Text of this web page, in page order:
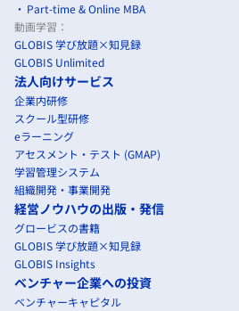
Part-time & Online MBA
動画学習：
GLOBIS 学び放題×知見録
GLOBIS Unlimited
法人向けサービス
企業内研修
スクール型研修
eラーニング
アセスメント・テスト (GMAP)
学習管理システム
組織開発・事業開発
経営ノウハウの出版・発信
グロービスの書籍
GLOBIS 学び放題×知見録
GLOBIS Insights
ベンチャー企業への投資
ベンチャーキャピタル